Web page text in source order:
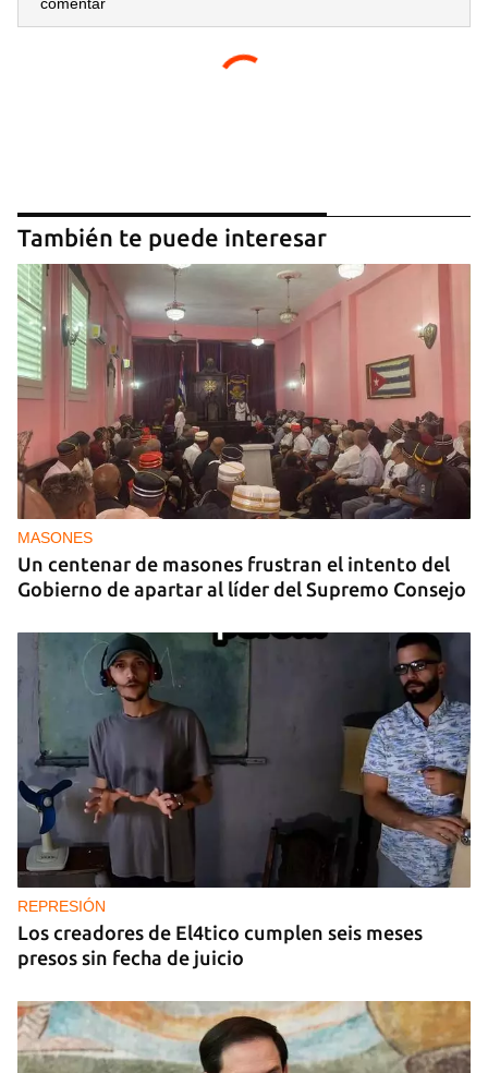
También te puede interesar
MASONES
Un centenar de masones frustran el intento del
Gobierno de apartar al líder del Supremo Consejo
REPRESIÓN
Los creadores de El4tico cumplen seis meses
presos sin fecha de juicio